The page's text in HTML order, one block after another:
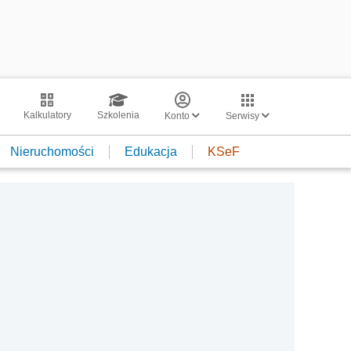
Kalkulatory Szkolenia Konto Serwisy
Nieruchomości Edukacja KSeF